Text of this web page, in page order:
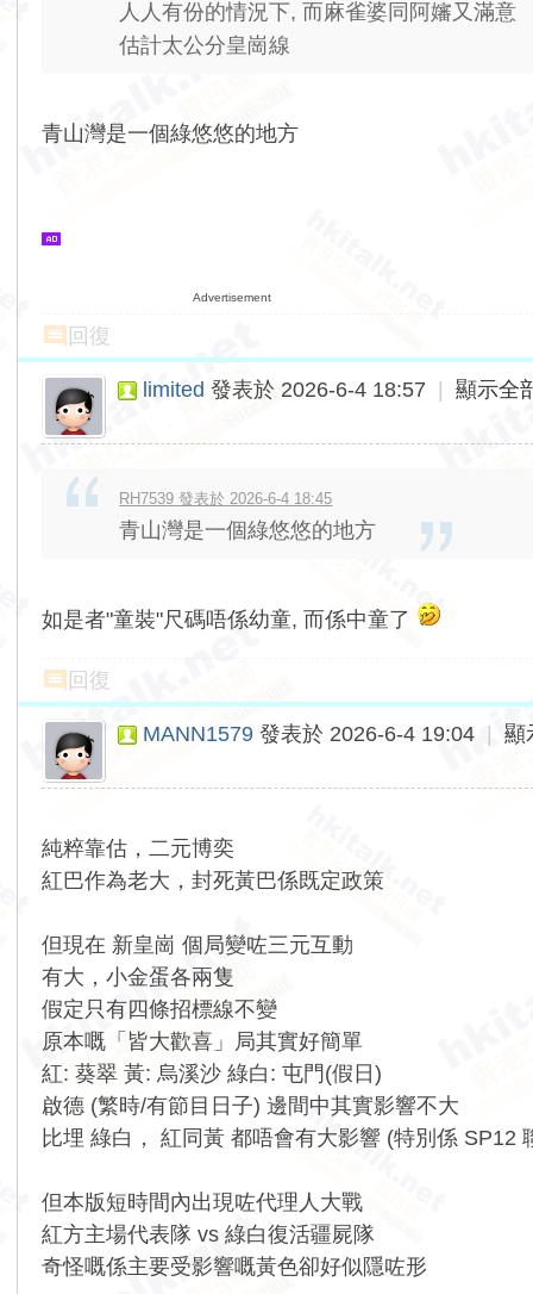
人人有份的情況下, 而麻雀婆同阿嬸又滿意
估計太公分皇崗線
青山灣是一個綠悠悠的地方
Advertisement
回復
limited 發表於 2026-6-4 18:57 顯示全
RH7539 發表於 2026-6-4 18:45
青山灣是一個綠悠悠的地方
如是者"童裝"尺碼唔係幼童, 而係中童了
回復
MANN1579 發表於 2026-6-4 19:04 顯
純粹靠估，二元博奕
紅巴作為老大，封死黃巴係既定政策
但現在 新皇崗 個局變咗三元互動
有大，小金蛋各兩隻
假定只有四條招標線不變
原本嘅「皆大歡喜」局其實好簡單
紅: 葵翠 黃: 烏溪沙 綠白: 屯門(假日)
啟德 (繁時/有節目日子) 邊間中其實影響不大
比埋 綠白， 紅同黃 都唔會有大影響 (特別係 SP12
但本版短時間內出現咗代理人大戰
紅方主場代表隊 vs 綠白復活疆屍隊
奇怪嘅係主要受影響嘅黃色卻好似隱咗形